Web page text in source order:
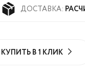
ДОСТАВКА:
КУПИТЬ В 1 КЛИК